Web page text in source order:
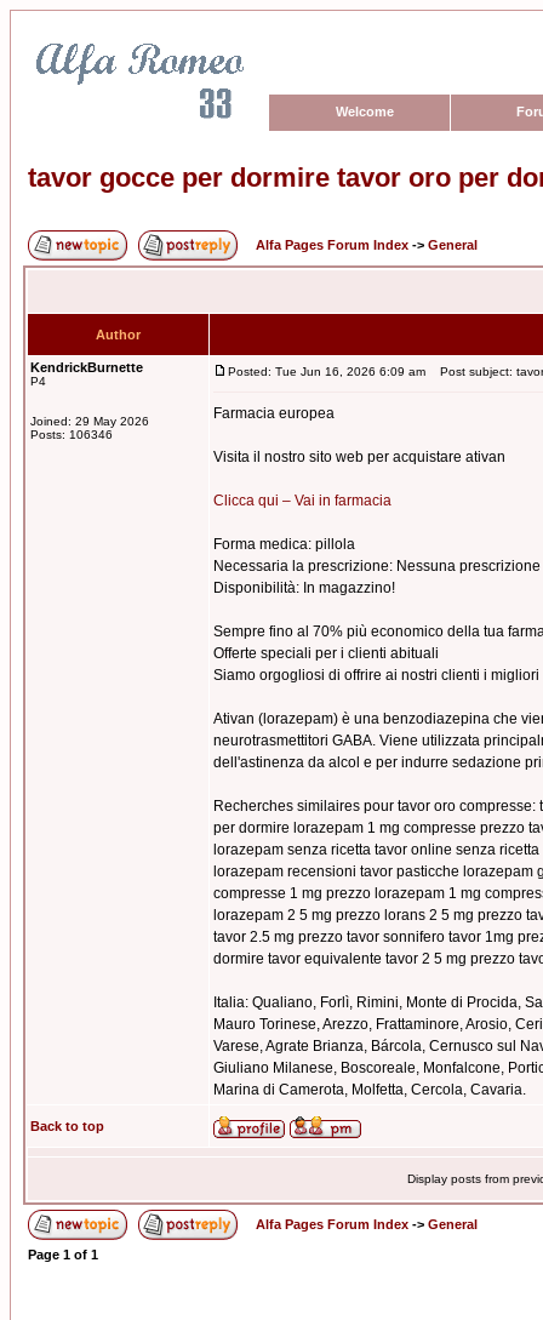
Welcome
tavor gocce per dormire tavor oro per
Alfa Pages Forum Index -> General
Author
KendrickBurnette
P4
Joined: 29 May 2026
Posts: 106346
Posted: Tue Jun 16, 2026 6:09 am Post subject:
Farmacia europea
Visita il nostro sito web per acquistare ativan
Clicca qui – Vai in farmacia
Forma medica: pillola
Necessaria la prescrizione: Nessuna
Disponibilità: In magazzino!
Sempre fino al 70% più economico della tua
Offerte speciali per i clienti abituali
Siamo orgogliosi di offrire ai nostri clienti i
Ativan (lorazepam) è una benzodiazepina che
neurotrasmettitori GABA. Viene utilizzata
dell'astinenza da alcol e per indurre sedazione
Recherches similaires pour tavor oro
per dormire lorazepam 1 mg compresse prezzo
lorazepam senza ricetta tavor online senza
lorazepam recensioni tavor pasticche
compresse 1 mg prezzo lorazepam 1 mg
lorazepam 2 5 mg prezzo lorans 2 5 mg prezzo
tavor 2.5 mg prezzo tavor sonnifero tavor 1mg
dormire tavor equivalente tavor 2 5 mg prezzo
Italia: Qualiano, Forlì, Rimini, Monte di Procida,
Mauro Torinese, Arezzo, Frattaminore, Arosio,
Varese, Agrate Brianza, Bárcola, Cernusco sul
Giuliano Milanese, Boscoreale, Monfalcone,
Marina di Camerota, Molfetta, Cercola, Cavaria.
Back to top
Display posts from
Alfa Pages Forum Index -> General
Page 1 of 1